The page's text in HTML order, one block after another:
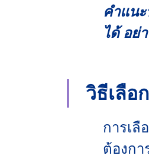
คำแน
ได้ อย่
วิธีเลือ
การเลื
ต้องก